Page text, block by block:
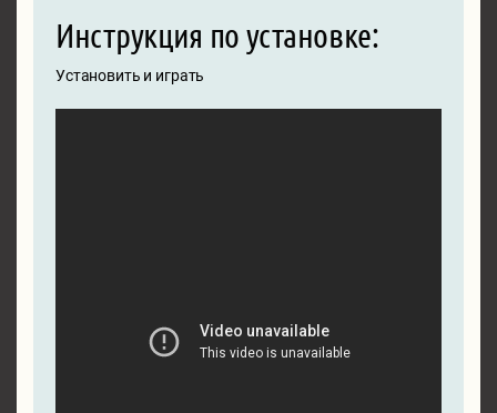
Инструкция по установке:
Установить и играть